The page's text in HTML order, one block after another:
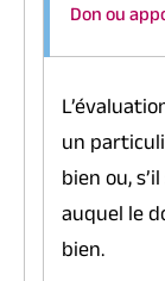
Don ou
un
bien ou,
auquel le
bien.